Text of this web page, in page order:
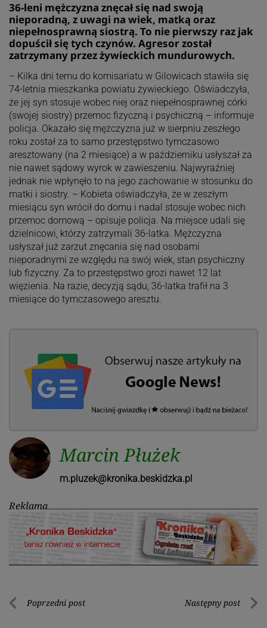
36-leni mężczyzna znęcał się nad swoją
nieporadną, z uwagi na wiek, matką oraz
niepełnosprawną siostrą. To nie pierwszy raz jak
dopuścił się tych czynów. Agresor został
zatrzymany przez żywieckich mundurowych.
– Kilka dni temu do komisariatu w Gilowicach stawiła się
74-letnia mieszkanka powiatu żywieckiego. Oświadczyła,
że jej syn stosuje wobec niej oraz niepełnosprawnej córki
(swojej siostry) przemoc fizyczną i psychiczną – informuje
policja. Okazało się mężczyzna już w sierpniu zeszłego
roku został za to samo przestępstwo tymczasowo
aresztowany (na 2 miesiące) a w październiku usłyszał za
nie nawet sądowy wyrok w zawieszeniu. Najwyraźniej
jednak nie wpłynęło to na jego zachowanie w stosunku do
matki i siostry. – Kobieta oświadczyła, że w zeszłym
miesiącu syn wrócił do domu i nadal stosuje wobec nich
przemoc domową – opisuje policja. Na miejsce udali się
dzielnicowi, którzy zatrzymali 36-latka. Mężczyzna
usłyszał już zarzut znęcania się nad osobami
nieporadnymi ze względu na swój wiek, stan psychiczny
lub fizyczny. Za to przestępstwo grozi nawet 12 lat
więzienia. Na razie, decyzją sądu, 36-latka trafił na 3
miesiące do tymczasowego aresztu.
Marcin Płużek
m.pluzek@kronika.beskidzka.pl
Reklama
Nawigacja
Poprzedni post Następny post